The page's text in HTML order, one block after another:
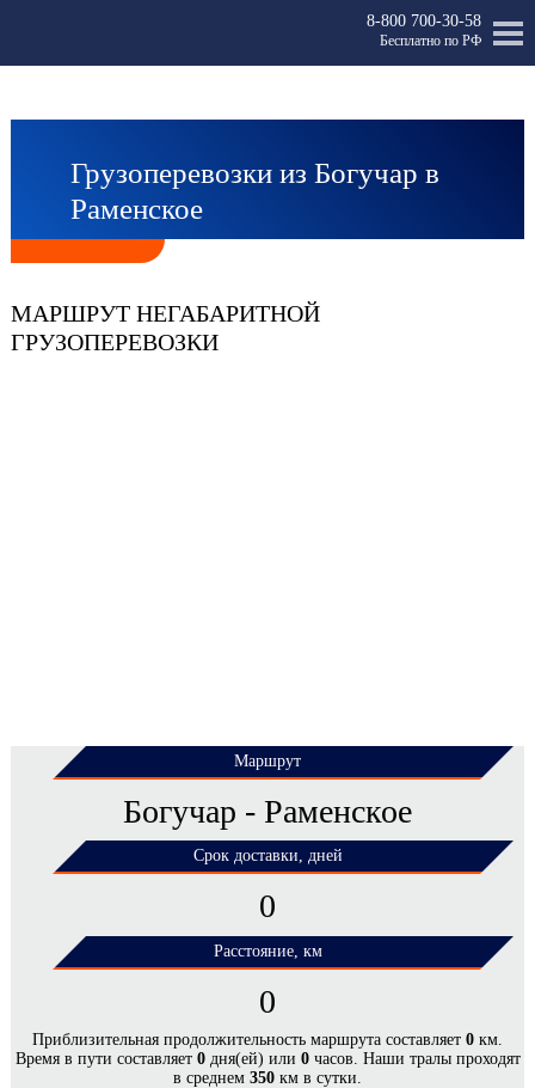
8-800 700-30-58
Бесплатно по РФ
Грузоперевозки из Богучар в
Раменское
МАРШРУТ НЕГАБАРИТНОЙ
ГРУЗОПЕРЕВОЗКИ
Маршрут
Богучар - Раменское
Срок доставки, дней
0
Расстояние, км
0
Приблизительная продолжительность маршрута составляет 0 км.
Время в пути составляет 0дня(ей) или 0часов. Наши тралы проходят
в среднем 350 км в сутки.
ЦЕНЫ НА ПЕРЕВОЗКУ НЕГАБАРИТНЫХ
ГРУЗОВ ПО МАРШРУТУ БОГУЧАР -